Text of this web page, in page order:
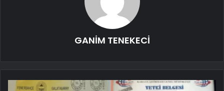
GANİM TENEKECİ